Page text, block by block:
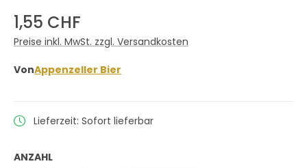
1,55 CHF
Preise inkl. MwSt. zzgl. Versandkosten
VonAppenzeller Bier
Lieferzeit: Sofort lieferbar
ANZAHL